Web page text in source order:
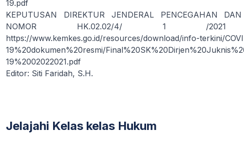
19.pdf
KEPUTUSAN DIREKTUR JENDERAL PENCEGAHAN
NOMOR HK.02.02/4/ 1 /2021
https://www.kemkes.go.id/resources/download/info-terkini/
19%20dokumen%20resmi/
19%2002022021.pdf
Editor: Siti Faridah, S.H.
Jelajahi Kelas kelas Hukum